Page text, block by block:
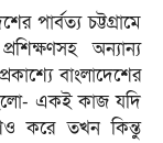
পার্বত্য চট্টগ্রামে
অন্যান্য
বাংলাদেশের
একই কাজ যদি
করে তখন কিন্তু